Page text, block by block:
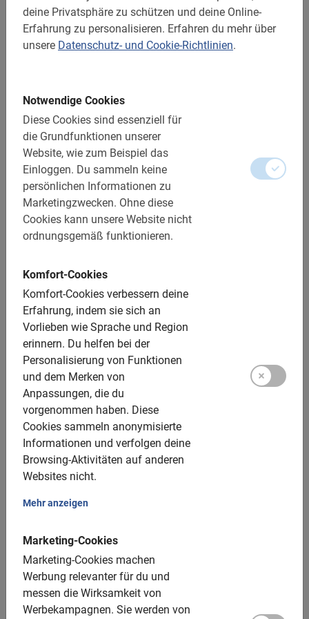
deine Privatsphäre zu schützen und deine Online-
Erfahrung zu personalisieren. Erfahren du mehr über
unsere Datenschutz- und Cookie-Richtlinien.
Notwendige Cookies
Diese Cookies sind essenziell für
die Grundfunktionen unserer
Website, wie zum Beispiel das
Einloggen. Du sammeln keine
persönlichen Informationen zu
Marketingzwecken. Ohne diese
Cookies kann unsere Website nicht
ordnungsgemäß funktionieren.
Komfort-Cookies
Komfort-Cookies verbessern deine
Erfahrung, indem sie sich an
Vorlieben wie Sprache und Region
erinnern. Du helfen bei der
Personalisierung von Funktionen
und dem Merken von
Anpassungen, die du
vorgenommen haben. Diese
Cookies sammeln anonymisierte
Informationen und verfolgen deine
Browsing-Aktivitäten auf anderen
Websites nicht.
Mehr anzeigen
Marketing-Cookies
Marketing-Cookies machen
Werbung relevanter für du und
messen die Wirksamkeit von
Werbekampagnen. Sie werden von
Einheimische Guides
Komfortable E-Bikes
Genug Zeit für Fotos
Früher war dieses wundervolle Reiseziel eine
Industriestadt, in der die Menschen hauptsächlich in den
Fabriken arbeiteten.Radfahren
üblich. Durch die Wirtschaftskrise ist das alte
Geschäftsmodell der Stadt verloren gegangen. Die
ehemalige Industriestadt musste somit nach neuen
Impulsen suchen und hat sich auf Kultur und Tourismus
fokussiert – mit Erfolg! Mittlerweile ist Bilbao eine
äußerst fahrradfreundliche und lebendige bunte Stadt,
selbst bei einer Fahrradtour!
um mit dem Fahrrad entdeckt zu werden. Mit dem Rad
bist du schneller unterwegs als zu Fuß, aber doch
langsam genug, um die Sehenswürdigkeiten genießen
zu können. Bei unseren Stadtrundfahrten siehst du nicht
nur die wichtigsten Highlights, wie etwa das
Guggenheim Museum
, sondern auch versteckte Ecken.
Lasse dich von einem
(Touren auf
Deutsch verfügbar) auf ein kleines Abenteuer
mitnehmen!
Entdecke Bilbao bei einer
Highlights Tour
Beginne deinen Aufenthalt mit unserer
und verschaffe dir innerhalb von 3 Stunden einen tollen